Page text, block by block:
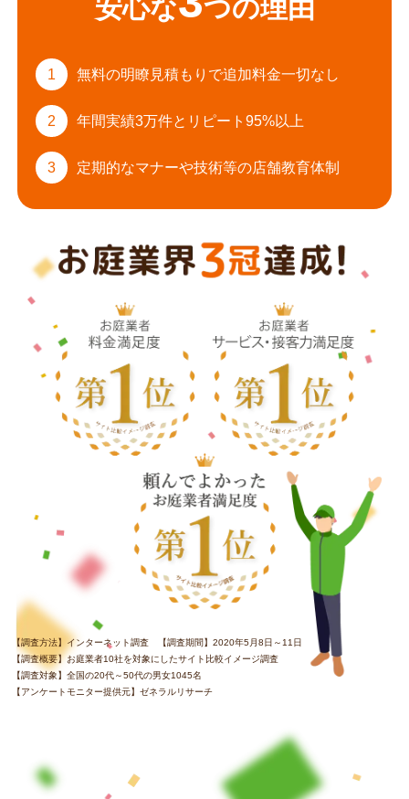
安心な つの理由
1 無料の明瞭見積もりで追加料金一切なし
2 年間実績3万件と リピート95%以上
3 定期的なマナーや技術等の店舗教育体制
【調査方法】インターネット調査 【調査期間】2020年5月8日～11日
【調査概要】お庭業者10社を対象にしたサイト比較イメージ調査
【調査対象】全国の20代～50代の男女1045名
【アンケートモニター提供元】ゼネラルリサーチ